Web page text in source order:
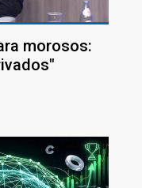
morosos: